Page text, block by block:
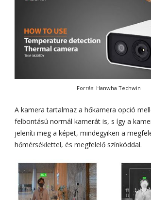
Forrás: Hanwha Techwin
A kamera tartalmaz a hőkamera opció
felbontású normál kamerát is, s így a
jeleníti meg a képet, mindegyiken a
hőmérséklettel, és megfelelő színkóddal.